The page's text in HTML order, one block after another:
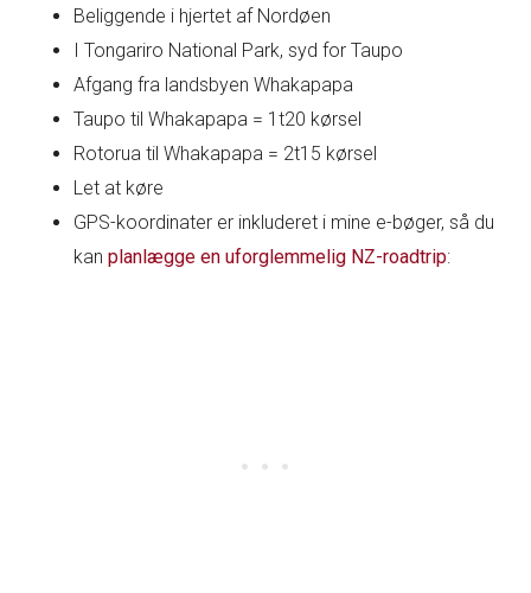
Beliggende i hjertet af Nordøen
I Tongariro National Park, syd for Taupo
Afgang fra landsbyen Whakapapa
Taupo til Whakapapa = 1t20 kørsel
Rotorua til Whakapapa = 2t15 kørsel
Let at køre
GPS-koordinater er inkluderet i mine e-bøger, så du
kanplanlægge en uforglemmelig NZ-roadtrip: